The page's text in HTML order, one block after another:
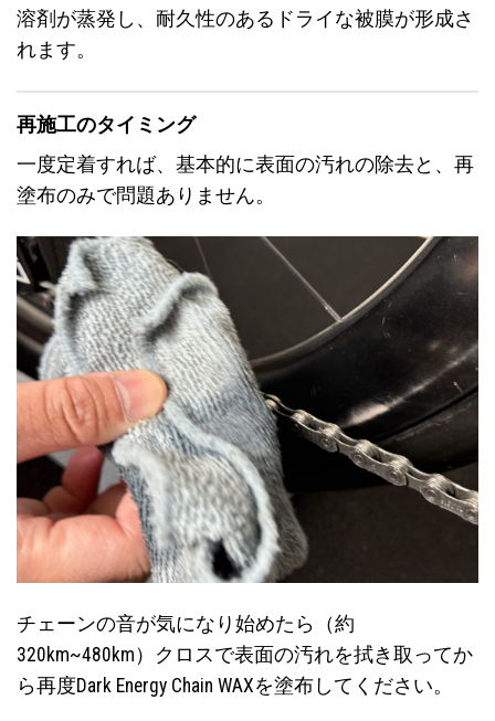
溶剤が蒸発し、耐久性のあるドライな被膜が形成さ
れます。
再施工のタイミング
一度定着すれば、基本的に表面の汚れの除去と、再
塗布のみで問題ありません。
チェーンの音が気になり始めたら（約
320km~480km）クロスで表面の汚れを拭き取ってか
ら再度Dark Energy Chain WAXを塗布してください。